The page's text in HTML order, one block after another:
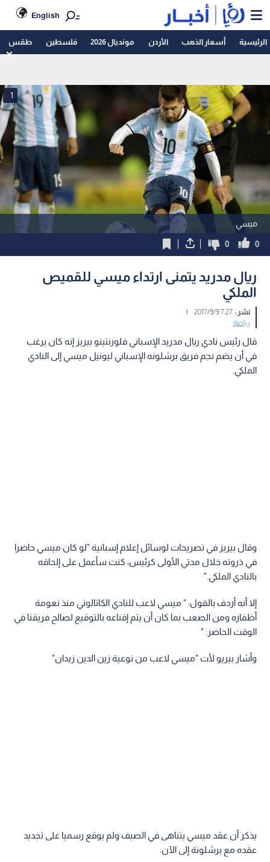
English
الرئيسية أسعار الذهب الأردن مونديال 2026 فلسطين طقس
ميسي
1
0
0
ريال مدريد يتمنى ارتداء ميسي للقميص
الملكي
نشر :7:27 2017/9/9
|
رياضة
قال رئيس نادي ريال مدريد الإسباني فلورنتينو بيريز إنه كان يرغب
في أن يضم نجم فريق برشلونه الإسباني ليونيل ميسي إلى النادي
الملكي.
وقال بيريز في تصريحات لوسائل إعلام إسبانية "لو كان ميسي حاضرا
في ذروته خلال مدتي الأولى كرئيس، كنت سأعمل على إلحاقه
بالنادي الملكي."
إلا أنه أردف بالقول: " ميسي لاعب للنادي الكاتالوني منذ نعومة
أظفاره ومن الصعب بما كان أن يتم إقناعه بالتوقيع لصالح فريقنا في
الوقت الحاضر. "
وأشار بيريو لأت "ميسي لاعب من نوعية زين الدين زيدان"
يذكر أن عقد ميسي يتناهى في الصيف ولم يوقع رسميا على تجديد
عقده مع برشلونة إلى الآن.